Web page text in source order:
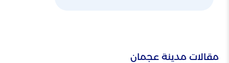
مقالات مدينة عجمان